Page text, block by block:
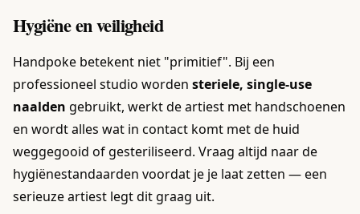
Hygiëne en veiligheid
Handpoke betekent niet "primitief". Bij een
professioneel studio worden steriele, single-use
naalden gebruikt, werkt de artiest met handschoenen
en wordt alles wat in contact komt met de huid
weggegooid of gesteriliseerd. Vraag altijd naar de
hygiënestandaarden voordat je je laat zetten — een
serieuze artiest legt dit graag uit.